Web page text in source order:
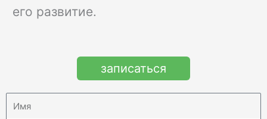
его развитие.
записаться